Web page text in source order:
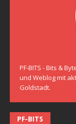
PF-BITS - Bits &
und Weblog mit
Goldstadt.
PF-BITS